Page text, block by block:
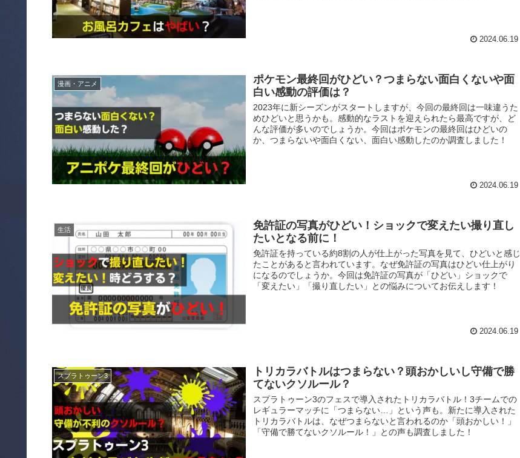
2024.06.19
漫画・アニメ
ポケモン最終回がひどい？つまらない面白くないや面
白い感動の評価は？
2023年に新シーズンがスタートしますが、今回の最終回は一味違うた
めひどいと思うかも。感動的なラストを迎えられたら最高ですが、ど
んな評価が多いのでしょうか。今回はポケモンの最終回はひどいの
か、つまらないや面白くない、面白い感動したのか調査しました！
2024.06.19
生活
免許証の写真がひどい！ショックで変えたい撮り直し
たいとなる前に！
免許証を持っている約8割の人が仕上がった写真を見て、ひどいと感じ
たことがあると言われています。なぜ免許証の写真はひどい仕上がり
になるのでしょうか。今回は免許証の写真が「ひどい」ショックで
「変えたい」「撮り直したい」との悩みについてお伝えします！
2024.06.19
スプラトゥーン3
トリカラバトルはつまらない？頭おかしいし守備で勝
てないクソルール？
スプラトゥーン3のフェスで導入されたトリカラバトル！3チームでの
レギュラーマッチに「つまらない…」という声も。新たに導入された
トリカラバトルは、なぜつまらないと言われるのか「頭おかしい！」
「守備で勝てないクソルール！」との声も調査しました！